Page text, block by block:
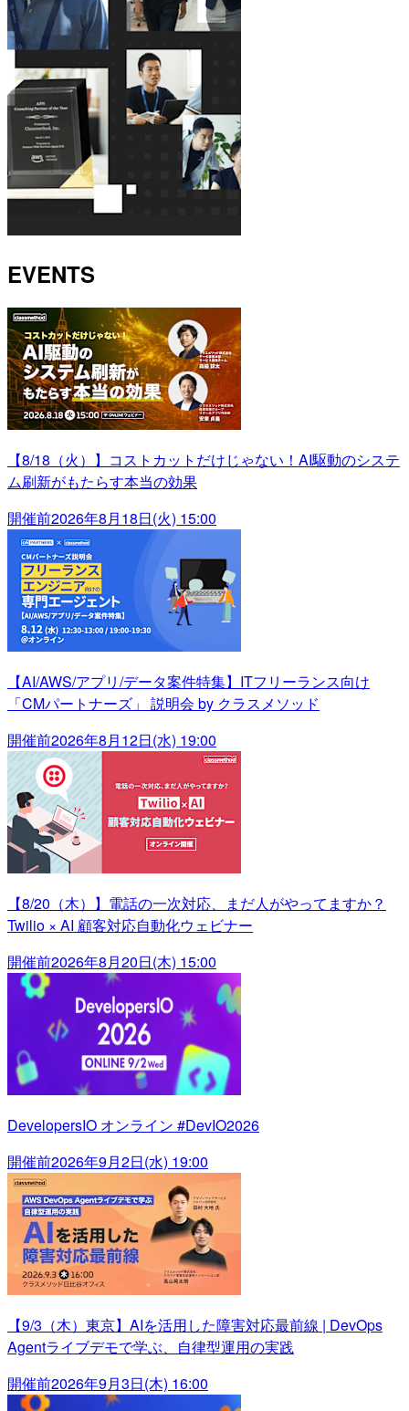
EVENTS
【8/18（火）】コストカットだけじゃない！AI駆動のシステ
ム刷新がもたらす本当の効果
開催前2026年8月18日(火) 15:00
【AI/AWS/アプリ/データ案件特集】ITフリーランス向け
「CMパートナーズ」 説明会 by クラスメソッド
開催前2026年8月12日(水) 19:00
【8/20（木）】電話の一次対応、まだ人がやってますか？
Twilio × AI 顧客対応自動化ウェビナー
開催前2026年8月20日(木) 15:00
DevelopersIO オンライン #DevIO2026
開催前2026年9月2日(水) 19:00
【9/3（木）東京】AIを活用した障害対応最前線 | DevOps
Agentライブデモで学ぶ、自律型運用の実践
開催前2026年9月3日(木) 16:00